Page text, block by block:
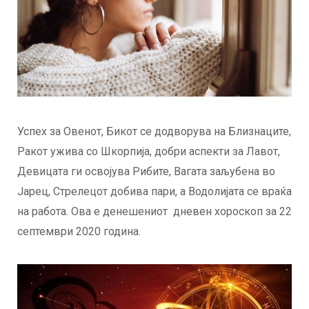
Успех за Овенот, Бикот се додворува на Близнаците,
Ракот ужива со Шкорпија, добри аспекти за Лавот,
Девицата ги освојува Рибите, Вагата заљубена во
Јарец, Стрелецот добива пари, а Водолијата се враќа
на работа. Ова е денешениот дневен хороскоп за 22
септември 2020 година.